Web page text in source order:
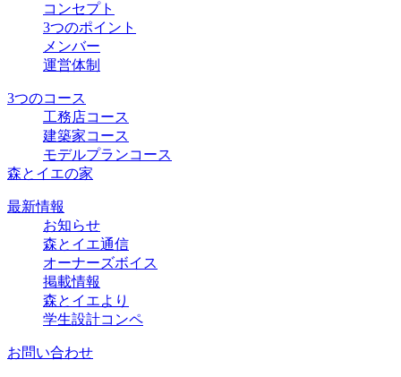
コンセプト
3つのポイント
メンバー
運営体制
3つのコース
工務店コース
建築家コース
モデルプランコース
森とイエの家
最新情報
お知らせ
森とイエ通信
オーナーズボイス
掲載情報
森とイエより
学生設計コンペ
お問い合わせ